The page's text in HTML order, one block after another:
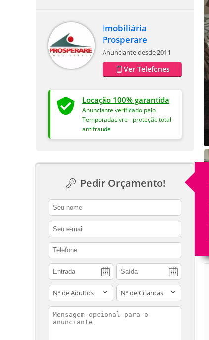
Imobiliária
Prosperare
Anunciante desde2011
Ver Telefones
Locação 100% garantida
Anunciante verificado pelo
TemporadaLivre - proteção total
antifraude
Pedir Orçamento!
contact_name
contact_email
contact_phone
adults children
contact_message